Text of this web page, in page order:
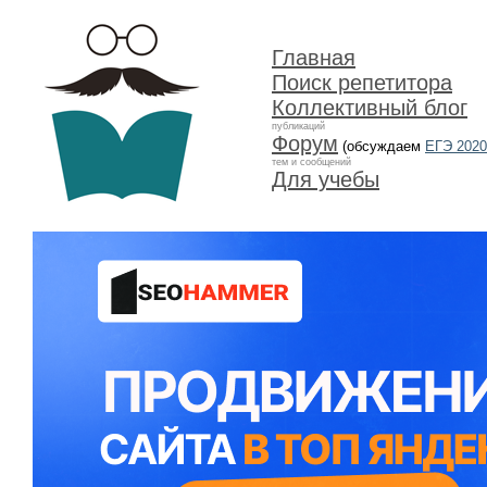
Главная
Поиск репетитора
Коллективный блог
публикаций
Форум (обсуждаем ЕГЭ 2020
тем и сообщений
Для учебы